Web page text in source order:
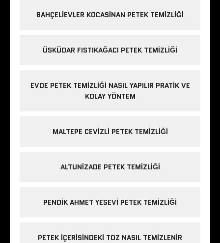
BAHÇELIEVLER KOCASINAN PETEK TEMIZLIĞI
ÜSKÜDAR FISTIKAĞACI PETEK TEMIZLIĞI
EVDE PETEK TEMIZLIĞI NASIL YAPILIR PRATIK VE
KOLAY YÖNTEM
MALTEPE CEVIZLI PETEK TEMIZLIĞI
ALTUNIZADE PETEK TEMIZLIĞI
PENDIK AHMET YESEVI PETEK TEMIZLIĞI
PETEK IÇERISINDEKI TOZ NASIL TEMIZLENIR